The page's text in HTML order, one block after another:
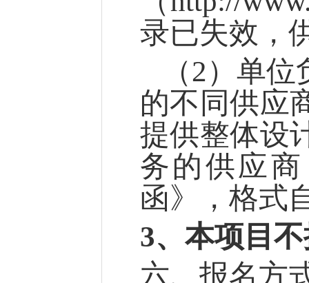
录已失效，
（2）单位
的不同供应
提供整体设
务的供应
函》，格式
3、本项目
六、 报名方